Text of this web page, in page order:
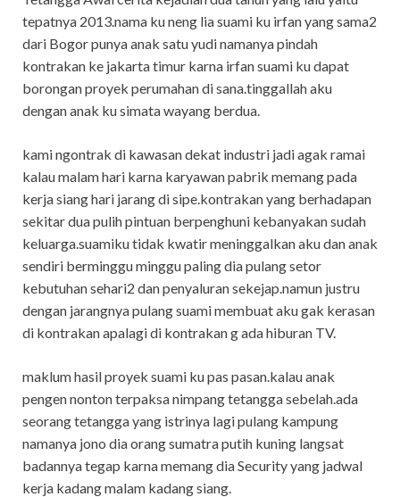
tepatnya 2013.nama ku neng lia suami ku irfan yang sama2
dari Bogor punya anak satu yudi namanya pindah
kontrakan ke jakarta timur karna irfan suami ku dapat
borongan proyek perumahan di sana.tinggallah aku
dengan anak ku simata wayang berdua.
kami ngontrak di kawasan dekat industri jadi agak ramai
kalau malam hari karna karyawan pabrik memang pada
kerja siang hari jarang di sipe.kontrakan yang berhadapan
sekitar dua pulih pintuan berpenghuni kebanyakan sudah
keluarga.suamiku tidak kwatir meninggalkan aku dan anak
sendiri berminggu minggu paling dia pulang setor
kebutuhan sehari2 dan penyaluran sekejap.namun justru
dengan jarangnya pulang suami membuat aku gak kerasan
di kontrakan apalagi di kontrakan g ada hiburan TV.
maklum hasil proyek suami ku pas pasan.kalau anak
pengen nonton terpaksa nimpang tetangga sebelah.ada
seorang tetangga yang istrinya lagi pulang kampung
namanya jono dia orang sumatra putih kuning langsat
badannya tegap karna memang dia Security yang jadwal
kerja kadang malam kadang siang.